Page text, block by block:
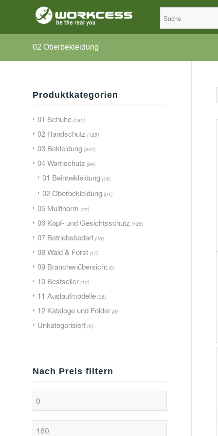
02 Oberbekleidung
Produktkategorien
01 Schuhe (181)
02 Handschutz (125)
03 Bekleidung (342)
04 Warnschutz (84)
01 Beinbekleidung (16)
02 Oberbekleidung (61)
05 Multinorm (22)
06 Kopf- und Gesichtsschutz (126)
07 Betriebsbedarf (46)
08 Wald & Forst (17)
09 Branchenübersicht (0)
10 Bestseller (12)
11 Auslaufmodelle (36)
12 Kataloge und Folder (3)
Unkategorisiert (0)
Nach Preis filtern